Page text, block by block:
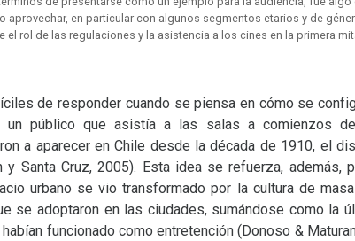
aprovechar, en particular con algunos segmentos etarios y de
el rol de las regulaciones y la asistencia a los cines en la primera
de responder cuando se piensa en cómo se
un público que asistía a las salas a comienzos
a aparecer en Chile desde la década de 1910, el
Santa Cruz, 2005). Esta idea se refuerza, además,
urbano se vio transformado por la cultura de
se adoptaron en las ciudades, sumándose como la
funcionado como entretención (Donoso &